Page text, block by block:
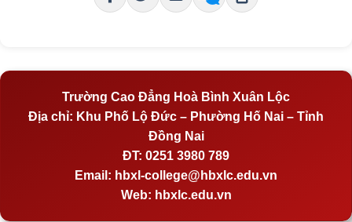
Trường Cao Đẳng Hoà Bình Xuân Lộc
Địa chỉ: Khu Phố Lộ Đức – Phường Hố Nai – Tỉnh
Đồng Nai
ĐT: 0251 3980 789
Email: hbxl-college@hbxlc.edu.vn
Web: hbxlc.edu.vn